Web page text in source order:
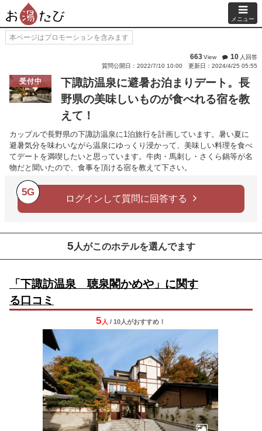
メニュー
本ページはプロモーションを含みます
663View 10 人回答
質問公開日：2022/7/10 10:00
更新日：2024/4/25 05:55
受付中
下諏訪温泉に避暑お泊まりデート。長
野県の美味しいものが食べれる宿を教
えて！
カップルで長野県の下諏訪温泉に1泊旅行を計画しています。暑い夏に
避暑気分を味わいながら温泉にゆっくり浸かって、美味しい料理を食べ
てデートを満喫したいと思っています。牛肉・馬刺し・さくら鍋等が名
物だと聞いたので、食事を頂ける宿を教えて下さい。
5G
ログインして質問に回答する
5 人がこのホテルを選んでます
「下諏訪温泉 聴泉閣かめや」に関す
る口コミ
5 人 / 10人がおすすめ！